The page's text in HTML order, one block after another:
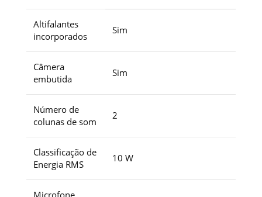
Altifalantes
incorporados
Sim
Câmera
embutida
Sim
Número de
colunas de som
2
Classificação de
Energia RMS
10 W
Microfone